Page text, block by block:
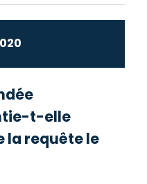
t-elle
la requête le